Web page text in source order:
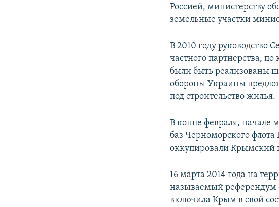
Россией, министерству
земельные участки
В 2010 году руководство
частного партнерства,
были быть реализованы
обороны Украины
под строительство жилья.
В конце февраля, начале
баз Черноморского флота
оккупировали Крымский
16 марта 2014 года на
называемый референдум о
включила Крым в свой